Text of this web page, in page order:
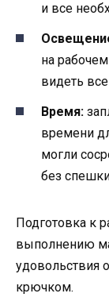
и все
на
видеть
Время:
времени
могли
без
Подготовка к
выполнению
удовольствия
крючком.